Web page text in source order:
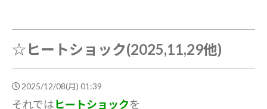
☆ヒートショック(2025,11,29他)
2025/12/08(月) 01:39
それではヒートショックを